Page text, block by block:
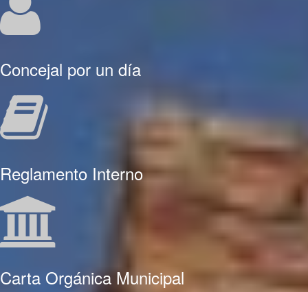
Concejal por un día
Reglamento Interno
Carta Orgánica Municipal